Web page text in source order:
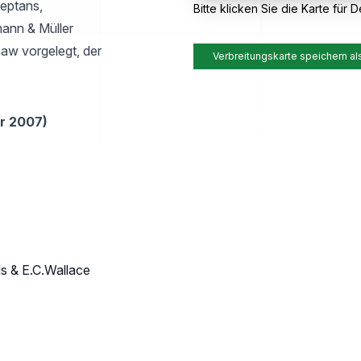
Bitte klicken Sie die Karte für
Verbreitungskarte speichern
& Müller
vorgelegt, der
2007)
& E.C.Wallace